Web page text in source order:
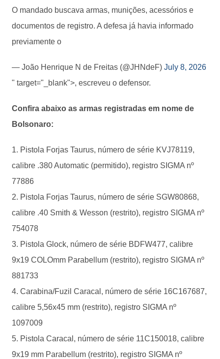
O mandado buscava armas, munições, acessórios e
documentos de registro. A defesa já havia informado
previamente o
— João Henrique N de Freitas (@JHNdeF) July 8, 2026
" target="_blank">, escreveu o defensor.
Confira abaixo as armas registradas em nome de
Bolsonaro:
Pistola Forjas Taurus, número de série KVJ78119,
calibre .380 Automatic (permitido), registro SIGMA nº
77886
Pistola Forjas Taurus, número de série SGW80868,
calibre .40 Smith & Wesson (restrito), registro SIGMA nº
754078
Pistola Glock, número de série BDFW477, calibre
9x19 COLOmm Parabellum (restrito), registro SIGMA nº
881733
Carabina/Fuzil Caracal, número de série 16C167687,
calibre 5,56x45 mm (restrito), registro SIGMA nº
1097009
Pistola Caracal, número de série 11C150018, calibre
9x19 mm Parabellum (restrito), registro SIGMA nº